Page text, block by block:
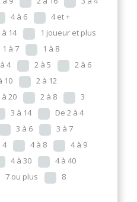
4 à 6
4 et +
à 14
1 joueur et plus
1 à 7
1 à 8
4 2 à 5
2 à 6
10
2 à 12
à 20 2 à 8
3
3 à 14
De 2 à 4
3 à 6
3 à 7
4 4 à 8
4 à 9
4 à 30
4 à 40
7 ou plus 8